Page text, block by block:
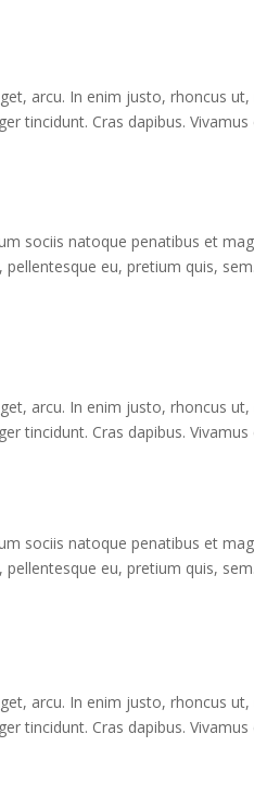
arcu. In enim justo, rhoncus
tincidunt. Cras dapibus.
sociis natoque penatibus et
eu, pretium quis,
arcu. In enim justo, rhoncus
tincidunt. Cras dapibus.
sociis natoque penatibus et
eu, pretium quis,
arcu. In enim justo, rhoncus
tincidunt. Cras dapibus.